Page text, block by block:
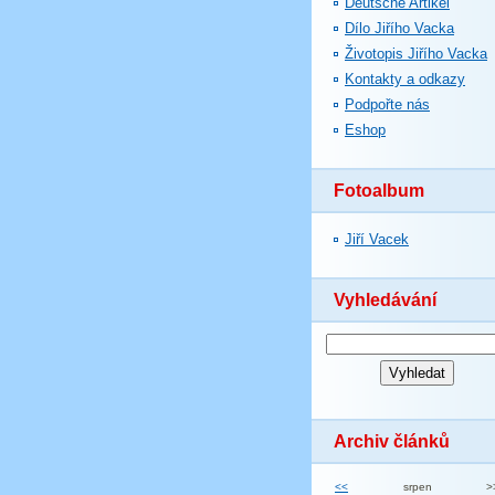
Dílo Jiřího Vacka
Životopis Jiřího Vacka
Kontakty a odkazy
Podpořte nás
Eshop
Fotoalbum
Jiří Vacek
Vyhledávání
Archiv článků
<< srpen